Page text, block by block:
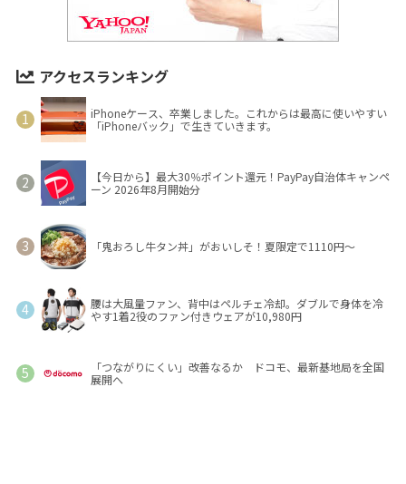
アクセスランキング
iPhoneケース、卒業しました。これからは最高に使いやすい
「iPhoneバック」で生きていきます。
【今日から】最大30％ポイント還元！PayPay自治体キャンペ
ーン 2026年8月開始分
「鬼おろし牛タン丼」がおいしそ！夏限定で1110円～
腰は大風量ファン、背中はペルチェ冷却。ダブルで身体を冷
やす1着2役のファン付きウェアが10,980円
「つながりにくい」改善なるか ドコモ、最新基地局を全国
展開へ